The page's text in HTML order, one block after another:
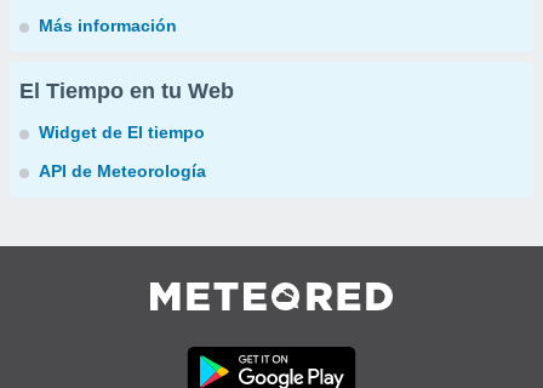
Más información
El Tiempo en tu Web
Widget de El tiempo
API de Meteorología